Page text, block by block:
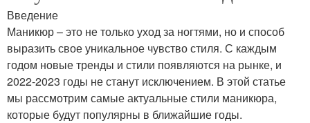
Введение
Маникюр – это не только уход за ногтями, но и способ
выразить свое уникальное чувство стиля. С каждым
годом новые тренды и стили появляются на рынке, и
2022-2023 годы не станут исключением. В этой статье
мы рассмотрим самые актуальные стили маникюра,
которые будут популярны в ближайшие годы.